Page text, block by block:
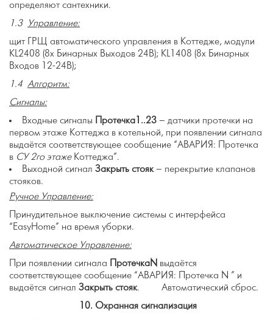
определяют сантехники.
1.3
Управление:
щит ГРЩ автоматического управления в Коттедже, модули
KL2408 (8х Бинарных Выходов 24В); KL1408 (8х Бинарных
Входов 12-24В);
1.4 Алгоритм:
Сигналы:
Входные сигналы
Протечка1..23 – датчики протечки на
первом этаже Коттеджа в котельной, при появлении сигнала
выдаётся соответствующее сообщение “АВАРИЯ: Протечка
в СУ 2го этажеКоттеджа”.
Выходной сигнал Закрыть стояк – перекрытие клапанов
стояков.
Ручное Управление:
Принудительное выключение системы с интерфейса
“EasyHome” на время уборки.
Автоматическое Управление:
При появлении сигнала
Протечка N выдаётся
соответствующее сообщение “АВАРИЯ: Протечка N ” и
выдаётся сигнал Закрыть стояк. Автоматический сброс.
10. Охранная сигнализация